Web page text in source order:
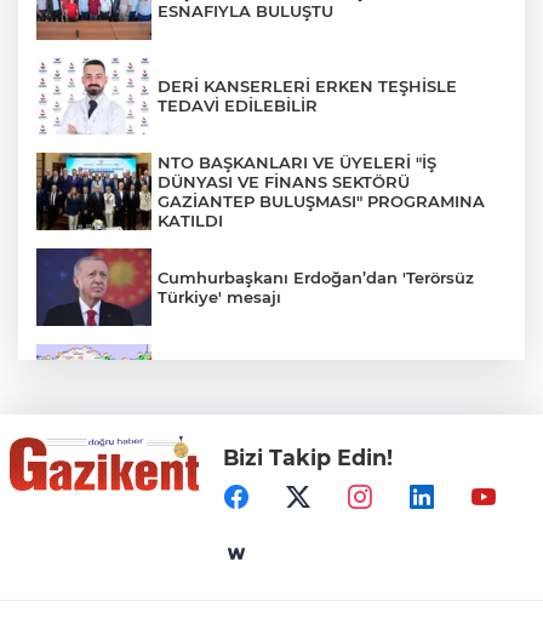
ESNAFIYLA BULUŞTU
DERİ KANSERLERİ ERKEN TEŞHİSLE
TEDAVİ EDİLEBİLİR
NTO BAŞKANLARI VE ÜYELERİ "İŞ
DÜNYASI VE FİNANS SEKTÖRÜ
GAZİANTEP BULUŞMASI" PROGRAMINA
KATILDI
Cumhurbaşkanı Erdoğan’dan 'Terörsüz
Türkiye' mesajı
Gaziantep Üniversitesi Elektrik-Elektronik
Mühendisliği: Teknolojinin ve Enerjinin
Geleceğine Yön Veren Eğitim
"BEBEĞİ TÜM GECE AYNI BEZLE
Bizi Takip Edin!